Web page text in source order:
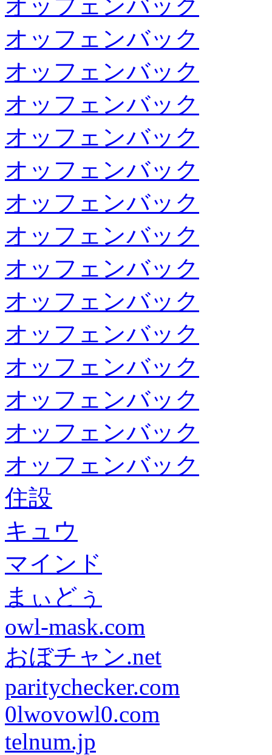
オッフェンバック
オッフェンバック
オッフェンバック
オッフェンバック
オッフェンバック
オッフェンバック
オッフェンバック
オッフェンバック
オッフェンバック
オッフェンバック
オッフェンバック
オッフェンバック
オッフェンバック
オッフェンバック
オッフェンバック
住設
キュウ
マインド
まぃどぅ
owl-mask.com
おぼチャン.net
paritychecker.com
0lwovowl0.com
telnum.jp